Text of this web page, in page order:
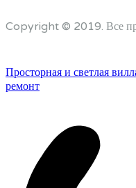
Copyright © 2019. Все
Просторная и светлая
ремонт